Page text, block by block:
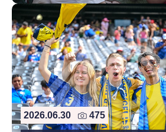
2026.06.30 475